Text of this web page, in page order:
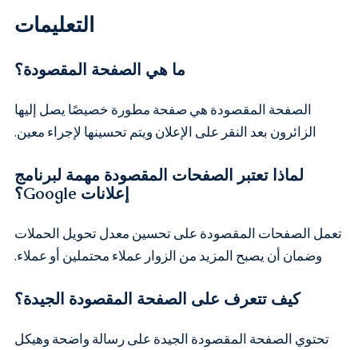
التعليمات
ما هي الصفحة المقصودة؟
الصفحة المقصودة هي صفحة مطورة خصيصًا يصل إليها
الزائرون بعد النقر على الإعلان ويتم تحسينها لإجراء معين.
لماذا تعتبر الصفحات المقصودة مهمة لبرنامج
إعلانات Google؟
تعمل الصفحات المقصودة على تحسين معدل تحويل الحملات
وضمان أن يصبح المزيد من الزوار عملاء محتملين أو عملاء.
كيف تتعرف على الصفحة المقصودة الجيدة؟
تحتوي الصفحة المقصودة الجيدة على رسالة واضحة وهيكل